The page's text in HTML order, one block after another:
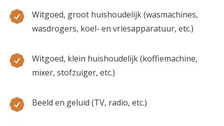
Witgoed, groot huishoudelijk (wasmachines,
wasdrogers, koel- en vriesapparatuur, etc.)
Witgoed, klein huishoudelijk (koffiemachine,
mixer, stofzuiger, etc.)
Beeld en geluid (TV, radio, etc.)